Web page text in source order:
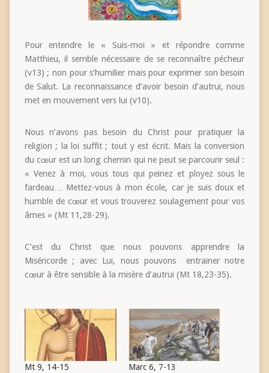
Pour entendre le « Suis-moi » et répondre comme
Matthieu, il semble nécessaire de se reconnaître pécheur
(v13) ; non pour s’humilier mais pour exprimer son besoin
de Salut. La reconnaissance d’avoir besoin d’autrui, nous
met en mouvement vers lui (v10).
Nous n’avons pas besoin du Christ pour pratiquer la
religion ; la loi suffit ; tout y est écrit. Mais la conversion
du cœur est un long chemin qui ne peut se parcourir seul :
« Venez à moi, vous tous qui peinez et ployez sous le
fardeau… Mettez-vous à mon école, car je suis doux et
humble de cœur et vous trouverez soulagement pour vos
âmes » (Mt 11,28-29).
C’est du Christ que nous pouvons apprendre la
Miséricorde ; avec Lui, nous pouvons entrainer notre
cœur à être sensible à la misère d’autrui (Mt 18,23-35).
Mt 9, 14-15
Marc 6, 7-13